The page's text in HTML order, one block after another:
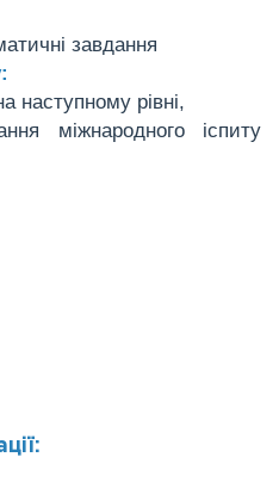
завдання
наступному рівні,
міжнародного іспиту